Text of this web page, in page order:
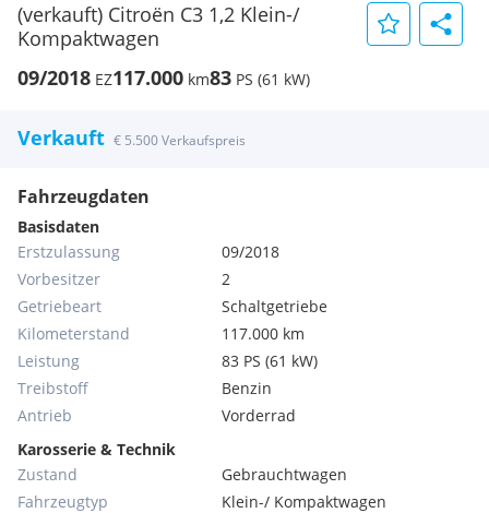
(verkauft) Citroën C3 1,2 Klein-/
Kompaktwagen
09/2018 EZ117.000 km83 PS (61 kW)
Verkauft € 5.500 Verkaufspreis
Fahrzeugdaten
Basisdaten
Erstzulassung
09/2018
Vorbesitzer
2
Getriebeart
Schaltgetriebe
Kilometerstand
117.000 km
Leistung
83 PS (61 kW)
Treibstoff
Benzin
Antrieb
Vorderrad
Karosserie & Technik
Zustand
Gebrauchtwagen
Fahrzeugtyp
Klein-/ Kompaktwagen